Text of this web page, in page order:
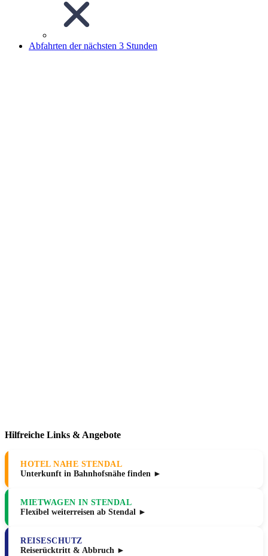
Abfahrten der nächsten 3 Stunden
Hilfreiche Links & Angebote
HOTEL NAHE STENDAL
Unterkunft in Bahnhofsnähe finden ►
MIETWAGEN IN STENDAL
Flexibel weiterreisen ab Stendal ►
REISESCHUTZ
Reiserücktritt & Abbruch ►